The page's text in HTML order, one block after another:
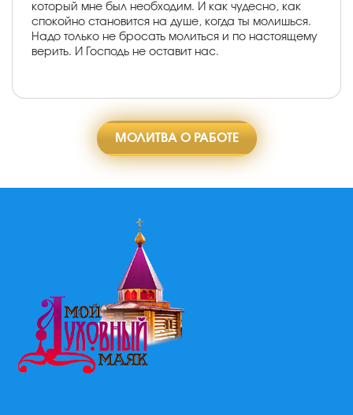
который мне был необходим. И как чудесно, как
спокойно становится на душе, когда ты молишься.
Надо только не бросать молиться и по настоящему
верить. И Господь не оставит нас.
МОЛИТВА О РАБОТЕ